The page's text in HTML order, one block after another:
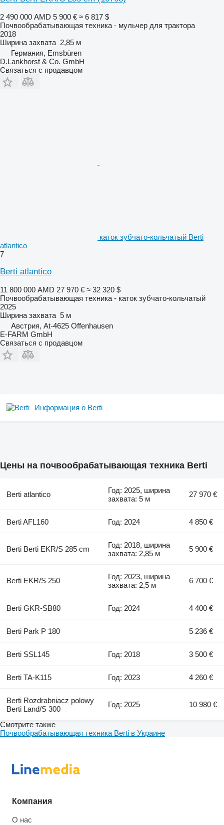
2 490 000 AMD 5 900 € ≈ 6 817 $
Почвообрабатывающая техника - мульчер для трактора
2018
Ширина захвата 2,85 м
Германия, Emsbüren
D.Lankhorst & Co. GmbH
Связаться с продавцом
каток зубчато-кольчатый Berti
atlantico
7
Berti atlantico
11 800 000 AMD 27 970 € ≈ 32 320 $
Почвообрабатывающая техника - каток зубчато-кольчатый
2025
Ширина захвата 5 м
Австрия, At-4625 Offenhausen
E-FARM GmbH
Связаться с продавцом
Информация о Berti
Цены на почвообрабатывающая техника Berti
Berti atlantico
Год: 2025, ширина
захвата: 5 м
27 970 €
Berti AFL160 Год: 2024 4 850 €
Berti Berti EKR/S 285 cm
Год: 2018, ширина
захвата: 2,85 м
5 900 €
Berti EKR/S 250
Год: 2023, ширина
захвата: 2,5 м
6 700 €
Berti GKR-SB80 Год: 2024 4 400 €
Berti Park P 180 5 236 €
Berti SSL145 Год: 2018 3 500 €
Berti TA-K115 Год: 2023 4 260 €
Berti Rozdrabniacz polowy
Berti Land/S 300
Год: 2025 10 980 €
Смотрите также
Почвообрабатывающая техника Berti в Украине
Компания
О нас